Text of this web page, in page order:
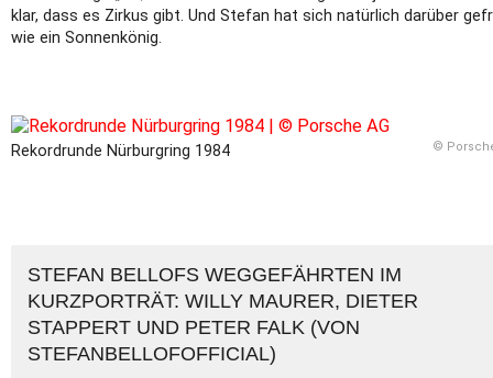
klar, dass es Zirkus gibt. Und Stefan hat sich natürlich darüber
wie ein Sonnenkönig.
©
Rekordrunde Nürburgring 1984
STEFAN BELLOFS WEGGEFÄHRTEN IM
KURZPORTRÄT: WILLY MAURER, DIETER
STAPPERT UND PETER FALK (VON
STEFANBELLOFOFFICIAL)